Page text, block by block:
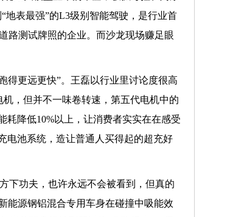
地表最强”的L3级别智能驾驶，是行业首
路测试牌照的企业。而沙龙现场赚足眼
得更远更快”。王磊以行业里讨论度很高
，但并不一味卷转速，第五代电机中的
耗降低10%以上，让消费者实实在在感受
电池系统，造让普通人买得起的超充好
下功夫，也许永远不会被看到，但真的
能源钢铝混合专用车身在碰撞中吸能效